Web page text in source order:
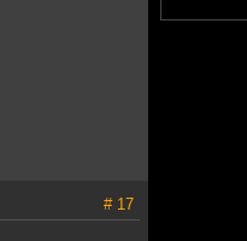
# 17